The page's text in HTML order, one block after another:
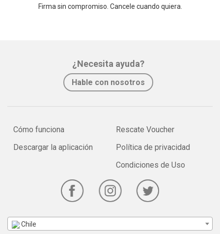
Firma sin compromiso. Cancele cuando quiera.
¿Necesita ayuda?
Hable con nosotros
Cómo funciona
Descargar la aplicación
Rescate Voucher
Política de privacidad
Condiciones de Uso
Chile